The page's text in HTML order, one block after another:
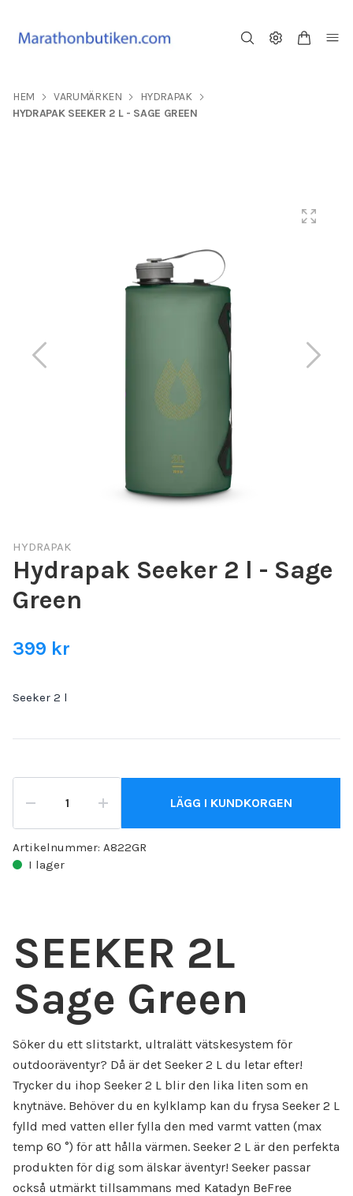
HEM VARUMÄRKEN
HYDRAPAK
HYDRAPAK SEEKER 2 L - SAGE GREEN
HYDRAPAK
Hydrapak Seeker 2 l - Sage
Green
399 kr
Seeker 2 l
LÄGG I KUNDKORGEN
Artikelnummer: A822GR
I lager
SEEKER 2L
Sage Green
Söker du ett slitstarkt, ultralätt vätskesystem för
outdooräventyr? Då är det Seeker 2 L du letar efter!
Trycker du ihop Seeker 2 L blir den lika liten som en
knytnäve. Behöver du en kylklamp kan du frysa Seeker 2 L
fylld med vatten eller fylla den med varmt vatten (max
temp 60 °) för att hålla värmen. Seeker 2 L är den perfekta
produkten för dig som älskar äventyr! Seeker passar
också utmärkt tillsammans med Katadyn BeFree